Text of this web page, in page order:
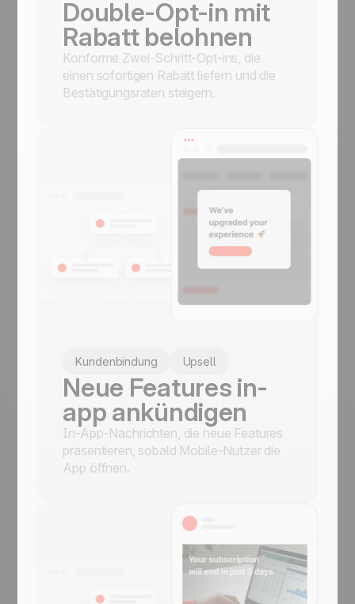
Double-Opt-in mit
Rabatt belohnen
Konforme Zwei-Schritt-Opt-ins, die
einen sofortigen Rabatt liefern und die
Bestätigungsraten steigern.
Kundenbindung Upsell
Neue Features in-
app ankündigen
In-App-Nachrichten, die neue Features
präsentieren, sobald Mobile-Nutzer die
App öffnen.